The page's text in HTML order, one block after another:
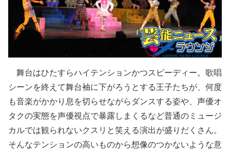
舞台はひたすらハイテンションかつスピーディー。歌唱
シーンを終えて舞台袖に下がろうとする王子たちが、何度
も音楽がかかり息を切らせながらダンスする姿や、声優オ
タクの実態を声優視点で暴露しまくるなど普通のミュージ
カルでは観られないクスリと笑える演出が盛りだくさん。
そんなテンションの高いものから想像のつかないような意